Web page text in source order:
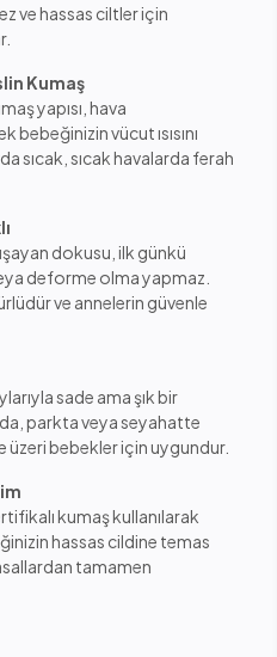
ve hassas ciltler için
Kumaş
yapısı, hava
vücut ısısını
sıcak, sıcak havalarda ferah
dokusu, ilk günkü
deforme olma yapmaz.
ve annelerin güvenle
sade ama şık bir
parkta veya seyahatte
üzeri bebekler için uygundur.
kumaş kullanılarak
hassas cildine temas
tamamen